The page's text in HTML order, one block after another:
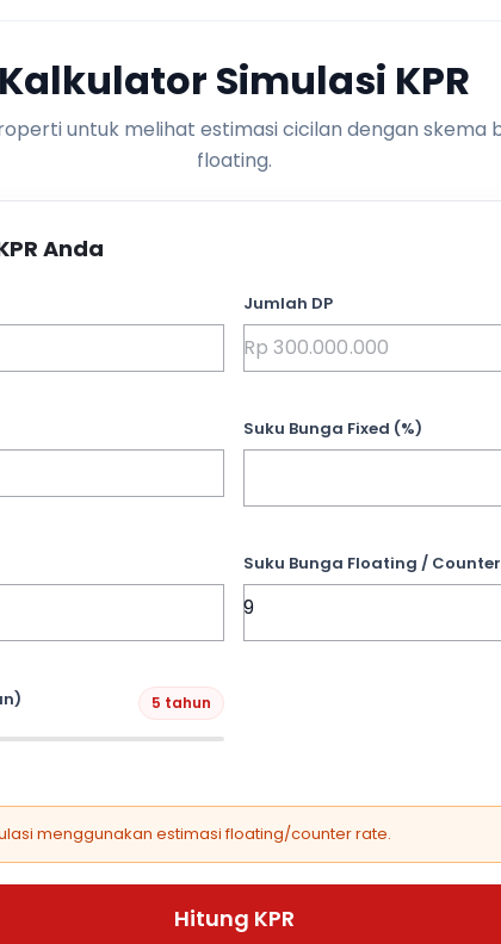
Kalkulator Simulasi KPR
untuk melihat estimasi cicilan dengan skema
floating.
Anda
Jumlah DP
Suku Bunga Fixed (%)
Suku Bunga Floating /
5 tahun
menggunakan estimasi floating/counter rate.
Hitung KPR